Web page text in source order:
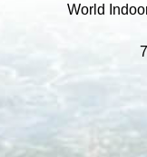
World